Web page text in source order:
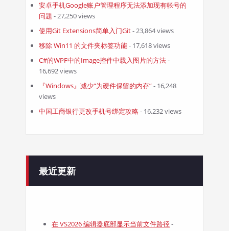
安卓手机Google账户管理程序无法添加现有帐号的
问题 - 27,250 views
使用Git Extensions简单入门Git- 23,864 views
移除 Win11 的文件夹标签功能- 17,618 views
C#的WPF中的Image控件中载入图片的方法-
16,692 views
『Windows』减少“为硬件保留的内存”- 16,248
views
中国工商银行更改手机号绑定攻略 - 16,232 views
最近更新
在 VS2026 编辑器底部显示当前文件路径-